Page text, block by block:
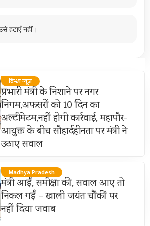
हटाएँ नहीं।
विन्ध्य न्यूज़
प्रभारी मंत्री के निशाने पर नगर
निगम,अफसरों को 10 दिन का
अल्टीमेटम,नहीं होगी कार्रवाई, महापौर-
आयुक्त के बीच सौहार्दहीनता पर मंत्री ने
उठाए सवाल
Madhya Pradesh
मंत्री आईं, समीक्षा की, सवाल आए तो
निकल गईं – खाली जयंत चौंकीं पर
नहीं दिया जवाब